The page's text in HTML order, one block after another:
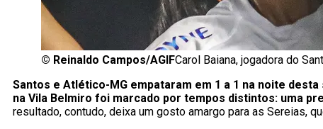
© Reinaldo Campos/AGIFCarol Baiana, jogadora do
Santos e Atlético-MG empataram em 1 a 1 na noite
na Vila Belmiro foi marcado por tempos distintos: uma
resultado, contudo, deixa um gosto amargo para as Sereias,